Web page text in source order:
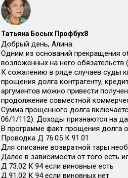
Татьяна Босых Профбух8
Добрый день, Алина.
Одним из оснований прекращения
возложенных на него обязательств
К сожалению в ряде случаев суды
прощения долга контрагенту,
аргументов можно привести
продолжение совместной
Сумма прощенного долга
06/1/112). Доходы признаются на
В программе факт прощения долга
Проводка Д 76.05 К 91.01
Для списание возвратной тары
Далее в зависимости от того есть
Д 73.02 К 94 если виновные есть
Д 91.02 К 94 если виновных нет